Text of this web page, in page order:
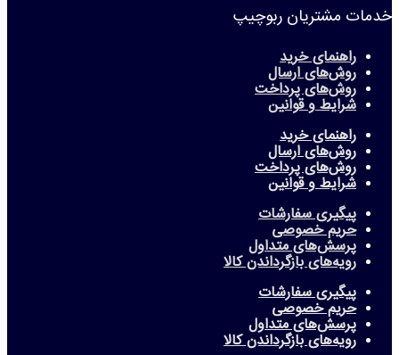
خدمات مشتریان ربوچیپ
راهنمای خرید
روش‌های ارسال
روش‌های پرداخت
شرایط و قوانین
راهنمای خرید
روش‌های ارسال
روش‌های پرداخت
شرایط و قوانین
پیگیری سفارشات
حریم خصوصی
پرسش‌های متداول
رویه‌های بازگرداندن کالا
پیگیری سفارشات
حریم خصوصی
پرسش‌های متداول
رویه‌های بازگرداندن کالا